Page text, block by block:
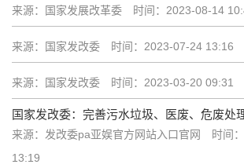
来源：国家发展改革委 时间：2023-08-14
来源：国家发改委 时间：2023-07-24 13:16
来源：国家发改委 时间：2023-03-20 09:31
国家发改委：完善污水垃圾、医废、危废处
来源：发改委pa亚娱官方网站入口官网
时间
13:19